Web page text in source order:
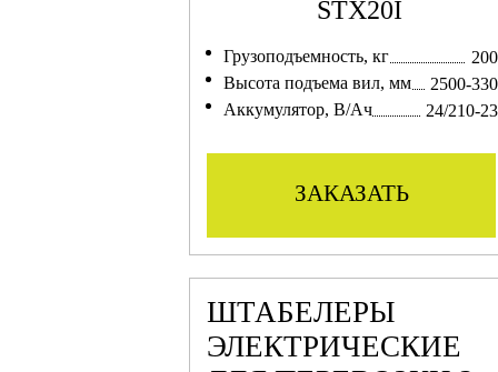
STX20I
Грузоподъемность, кг
Высота подъема вил, мм
2500-
Аккумулятор, В/Ач
24/210-
заказать
ШТАБЕЛЕРЫ
ЭЛЕКТРИЧЕСКИЕ